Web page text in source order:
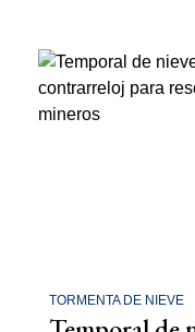
TORMENTA DE NIEVE